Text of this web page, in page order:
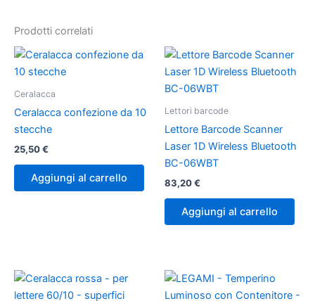
Prodotti correlati
Ceralacca
Ceralacca confezione da 10
stecche
25,50€
Aggiungi al carrello
Lettori barcode
Lettore Barcode Scanner
Laser 1D Wireless Bluetooth
BC-06WBT
83,20€
Aggiungi al carrello